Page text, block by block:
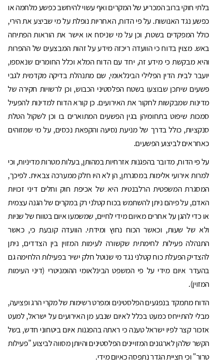
בלתי חוקי ברוב המכריע של המקרים ואף עשוי להיחשב כפשע מלחמה או
כפשע נגד האנושות. על פי הדוח, האחריות נופלת על מי שביצע את הירי,
כולל המפקדים בשטח, וכן על מי שניסח או אישר את הוראות הפתיחה
באש. מצוין בדוח כי הוועדה ריכזה מידע על זהות המבצעים של ההפרות
והיא מבקשת כי מידע זה, יחד עם הדוח המלא וכלל החומרים שנאספו,
יועבר לבית הדין הפלילי הבינלאומי, שם מתנהלת בדיקה מקדמית לגבי
פשעים שיתכן שבוצעו בשטח הפלסטיני הכבוש, וכן לרשויות חקירה של
מדינות שמבקשות לחקור את האירועים. כן קורא הדוח למדינות להפעיל
סמכות שיפוט בתחומיהן בגין הפשעים המתוארים בו וכן לשקול הטלת
סנקציות, כולל בדרך של מניעת נסיעה והקפאת נכסים, על מי שמזוהים
כאחראים לביצוע הפשעים.
על פי הדוח, מדובר בהפגנות אזרחיות במהותן, בעלות מטרות מדיניות, וכי
למרות אירועי אלימות במסגרתן, הן לא היו חלק ממערכה צבאית. לפיכך,
המסגרת המשפטית הרלבנטית היא של אכיפת חוק וחלים דיני זכויות
האדם, על פיהם ניתן להשתמש בכוח קטלני רק במקרים של הגנה עצמית
או כדי להגן על אחרים מאיום מידי לחיים, שמשמעו איום בטווח של שניות
ולא של שעות, וכאשר הכוח נחוץ ומידתי. הוועדה קובעת כי, כאשר
התנהלה פעילות לחימתית שקשורה לעימות המזוין בין הצדדים, ניתן
להצדיק הפעלת כוח קטלני נגד מי שנוטל חלק ישיר בפעילות הלחימה גם
בהעדר איום מידי על פי המשפט הבינלאומי ההומניטרי (דיני העימות
המזוין).
הדוח מתמקד בנפגעים הפלסטינים ומפרט רשימות של מקרי הרג ופציעה,
מבלי להתייחס כמעט בכלל לאיום שנבע מן האירועים על ישראל, למעט
אזכור קצר לפיו ישראל טענה כי ראתה בהפגנות איום ביטחוני חדש, בשל
הקשר שלהן לארגונים המזויינים הפלסטינים והיותן מסווה לביצוע "פעילות
טרור" וכי חציית הגדר נתפסה כאיום מידי.